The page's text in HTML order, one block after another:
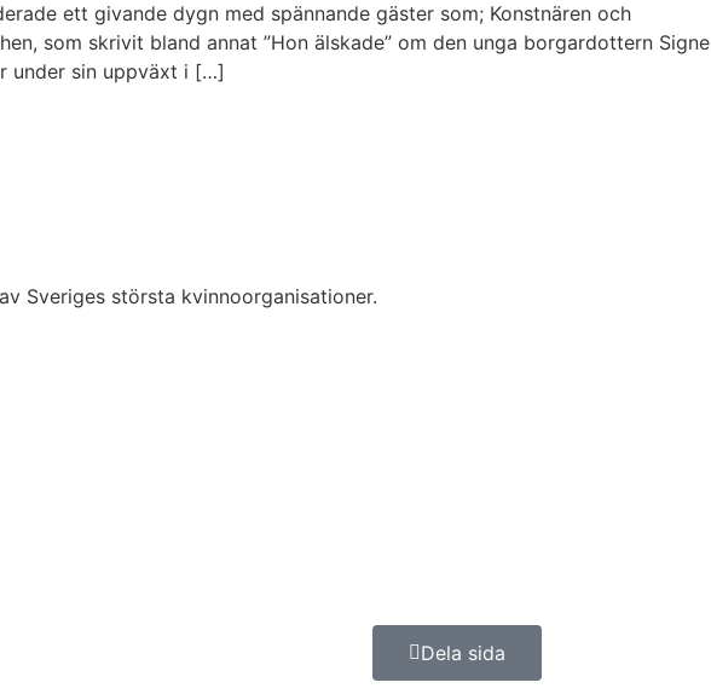
ett givande dygn med spännande gäster som; Konstnären och
som skrivit bland annat ”Hon älskade” om den unga borgardottern Signe
under sin uppväxt i […]
Sveriges största kvinnoorganisationer.
Dela sida